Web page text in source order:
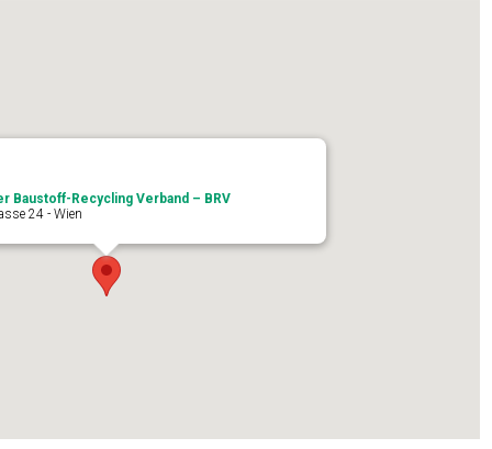
Baustoff-Recycling Verband – BRV
24 - Wien